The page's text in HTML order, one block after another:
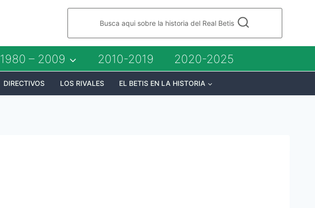
Busca aqui sobre la historia del Real Betis
1980 – 2009 2010-2019 2020-2025
DIRECTIVOS LOS RIVALES EL BETIS EN LA HISTORIA